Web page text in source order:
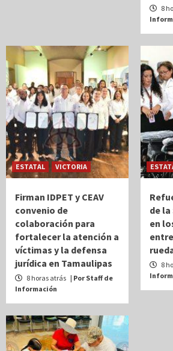
8
ESTATAL VICTORIA
Firman IDPET y CEAV
convenio de
colaboración para
fortalecer la atención a
víctimas y la defensa
jurídica en Tamaulipas
8 horas atrás | Por Staff de
Información
de la
en
8